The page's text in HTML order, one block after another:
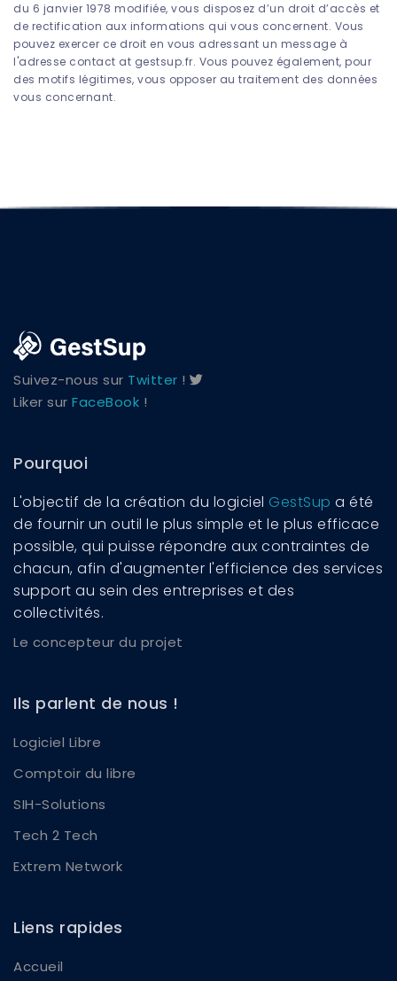
du 6 janvier 1978 modifiée, vous disposez d’un droit d’accès et
de rectification aux informations qui vous concernent. Vous
pouvez exercer ce droit en vous adressant un message à
l'adresse contact at gestsup.fr. Vous pouvez également, pour
des motifs légitimes, vous opposer au traitement des données
vous concernant.
Suivez-nous sur Twitter !
Liker sur FaceBook !
Pourquoi
L'objectif de la création du logiciel GestSup a été
de fournir un outil le plus simple et le plus efficace
possible, qui puisse répondre aux contraintes de
chacun, afin d'augmenter l'efficience des services
support au sein des entreprises et des
collectivités.
Le concepteur du projet
Ils parlent de nous !
Logiciel Libre
Comptoir du libre
SIH-Solutions
Tech 2 Tech
Extrem Network
Liens rapides
Accueil